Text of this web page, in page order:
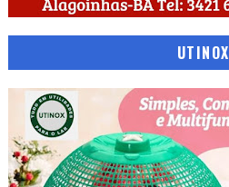
UTINOX